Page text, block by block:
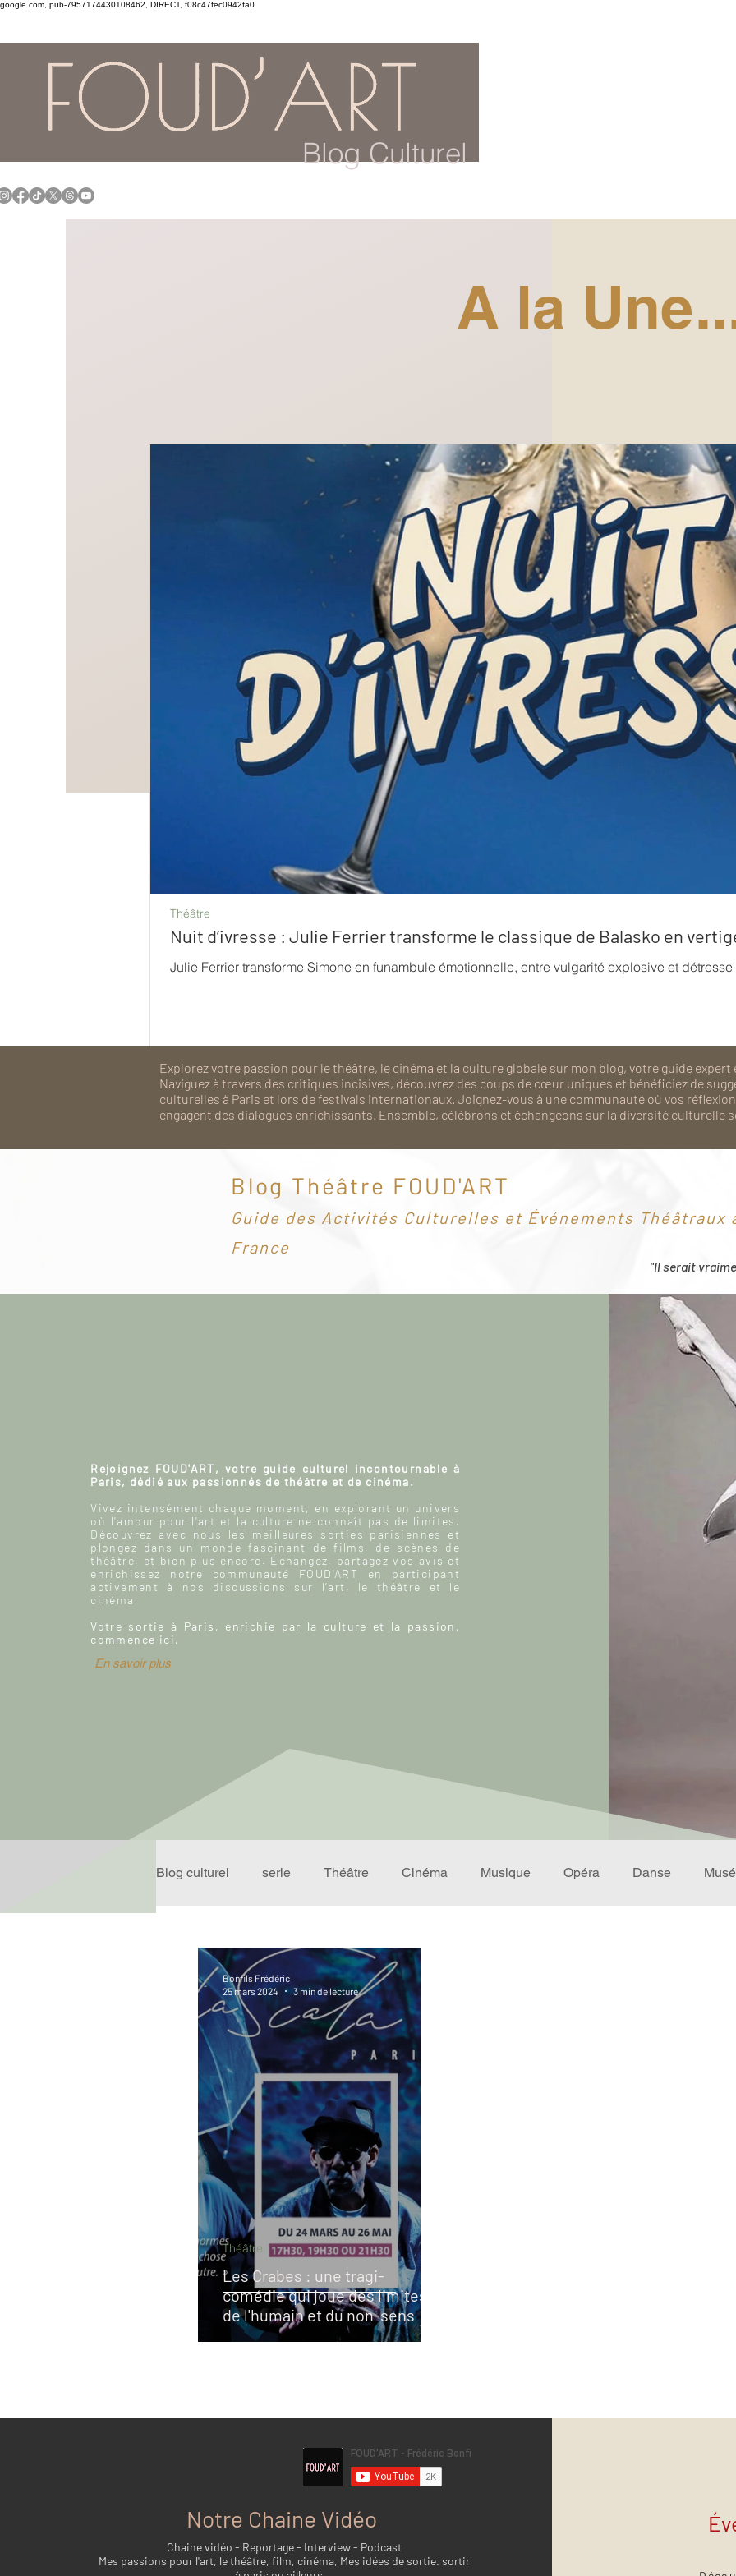
google.com, pub-7957174430108462, DIRECT, f08c47fec0942fa0
Blog Culturel
Nuit d’ivresse : Julie Ferrier transforme le classique de Balasko en
Julie Ferrier transforme Simone en funambule émotionnelle, entre vulgarité explosive et
Théâtre
A la
Explorez votre passion pour le théâtre, le cinéma et la culture globale sur mon blog, votre guide expert
Naviguez à travers des critiques incisives, découvrez des coups de cœur uniques et bénéficiez de
culturelles à Paris et lors de festivals internationaux. Joignez-vous à une communauté où vos
engagent des dialogues enrichissants. Ensemble, célébrons et échangeons sur la diversité culturelle
Blog Théâtre FOUD'ART
Guide des Activités Culturelles et Événements Théâtraux
France
"Il serait
Rejoignez FOUD'ART, votre guide culturel incontournable à
Paris, dédié aux passionnés de théâtre et de cinéma.
Vivez intensément chaque moment, en explorant un univers
où l'amour pour l'art et la culture ne connaît pas de limites.
Découvrez avec nous les meilleures sorties parisiennes et
plongez dans un monde fascinant de films, de scènes de
théâtre, et bien plus encore. Échangez, partagez vos avis et
enrichissez notre communauté FOUD'ART en participant
activement à nos discussions sur l’art, le théâtre et le
cinéma.
Votre sortie à Paris, enrichie par la culture et la passion,
commence ici.
En savoir plus
Blog culturel serie Théâtre Cinéma Musique Opéra Danse
Performance Rire Récompense
Événement Validé par Romane. Spécial Famille
Offre spéciale Annuaire Théâtre - Musée
Les Crabes : une tragi-
comédie qui joue des limites
de l'humain et du non-sens
Théâtre
Bonfils Frédéric
25 mars 2024
3 min de lecture
Notre Chaine Vidéo
Chaine vidéo - Reportage - Interview - Podcast
Mes passions pour l'art, le théâtre, film, cinéma, Mes idées de sortie. sortir